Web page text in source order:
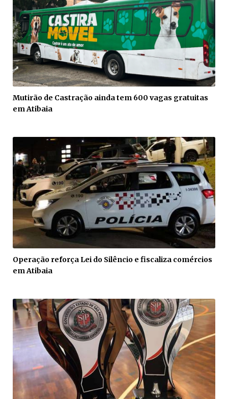
Mutirão de Castração ainda tem 600 vagas gratuitas
em Atibaia
Operação reforça Lei do Silêncio e fiscaliza comércios
em Atibaia